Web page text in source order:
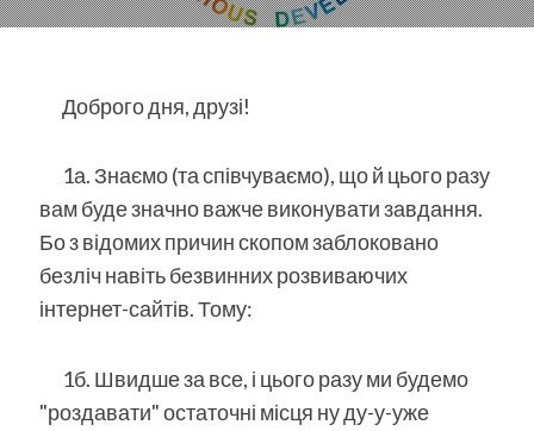
Доброго дня, друзі!
1а. Знаємо (та співчуваємо), що й цього разу
вам буде значно важче виконувати завдання.
Бо з відомих причин скопом заблоковано
безліч навіть безвинних розвиваючих
інтернет-сайтів. Тому:
1б. Швидше за все, і цього разу ми будемо
"роздавати" остаточні місця ну ду-у-уже